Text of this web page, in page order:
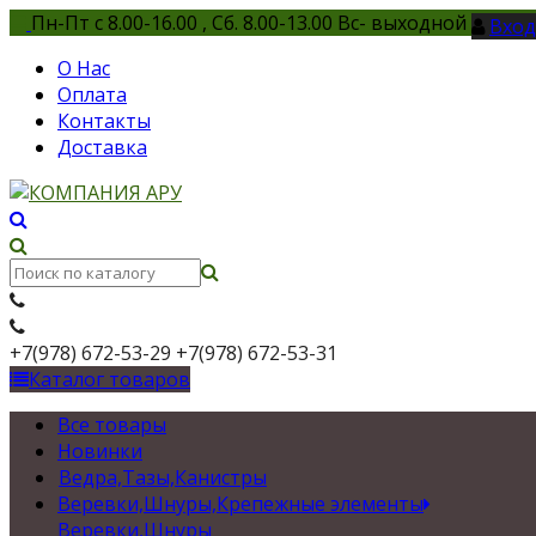
Пн-Пт с 8.00-16.00 , Сб. 8.00-13.00 Вс- выходной Вход
О Нас
Оплата
Контакты
Доставка
+7(978) 672-53-29 +7(978) 672-53-31
Каталог товаров
Все товары
Новинки
Ведра,Тазы,Канистры
Веревки,Шнуры,Крепежные элементы
Веревки,Шнуры